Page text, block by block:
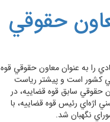
حقوقي
را به عنوان معاون حقوقي قوه
کشور است و پيشتر رياست
حقوقي سابق قوه قضاييه، در
اژه‌اي رئيس قوه قضاييه، با
نگهبان شد.